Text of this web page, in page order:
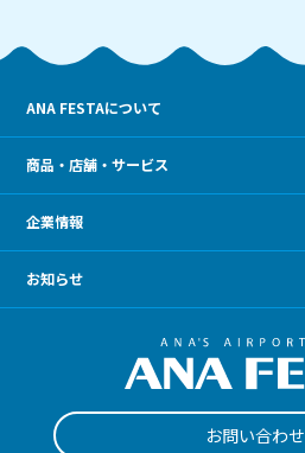
ANA FESTAについて
商品・店舗・サービス
企業情報
お知らせ
お問い合わせ